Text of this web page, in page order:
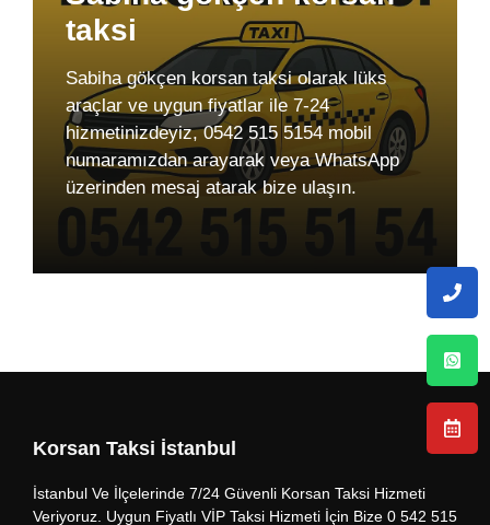
taksi
Sabiha gökçen korsan taksi olarak lüks
araçlar ve uygun fiyatlar ile 7-24
hizmetinizdeyiz, 0542 515 5154 mobil
numaramızdan arayarak veya WhatsApp
üzerinden mesaj atarak bize ulaşın.
Korsan Taksi İstanbul
İstanbul Ve İlçelerinde 7/24 Güvenli Korsan Taksi Hizmeti
Veriyoruz. Uygun Fiyatlı VİP Taksi Hizmeti İçin Bize 0 542 515